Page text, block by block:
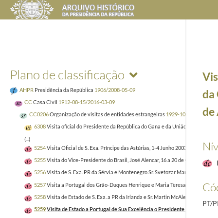
Plano de classificação
AHPR Presidência da República 1906/2008-05-09
CC Casa Civil 1912-08-15/2016-03-09
CC0206Organização de visitas de entidades estrangeiras 1929-10-02/2005-12-
6308Visita oficial do Presidente da República do Gana e da União Africana
(...)
5254Visita Oficial de S. Exa. Príncipe das Astúrias, 1-4 Junho 2003
2003-04-
5255Visita do Vice-Presidente do Brasil, José Alencar, 16 a 20 de Outubro 2004
5256Visita de S. Exa. PR da Sérvia e Montenegro Sr. Svetozar Marovic, 3 de
5257Visita a Portugal dos Grão-Duques Henrique e Maria Teresa do
5258Visita de Estado de S. Exa. a PR da Irlanda e Sr. Martin McAleese, 3 a 6
5259Visita de Estado a Portugal de Sua Excelência o Presidente da
da
de
PT/